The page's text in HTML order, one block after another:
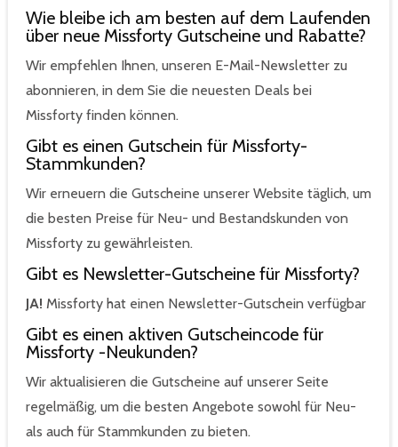
Wie bleibe ich am besten auf dem Laufenden
über neue Missforty Gutscheine und Rabatte?
Wir empfehlen Ihnen, unseren E-Mail-Newsletter zu
abonnieren, in dem Sie die neuesten Deals bei
Missforty finden können.
Gibt es einen Gutschein für Missforty-
Stammkunden?
Wir erneuern die Gutscheine unserer Website täglich, um
die besten Preise für Neu- und Bestandskunden von
Missforty zu gewährleisten.
Gibt es Newsletter-Gutscheine für Missforty?
JA! Missforty hat einen Newsletter-Gutschein verfügbar
Gibt es einen aktiven Gutscheincode für
Missforty -Neukunden?
Wir aktualisieren die Gutscheine auf unserer Seite
regelmäßig, um die besten Angebote sowohl für Neu-
als auch für Stammkunden zu bieten.